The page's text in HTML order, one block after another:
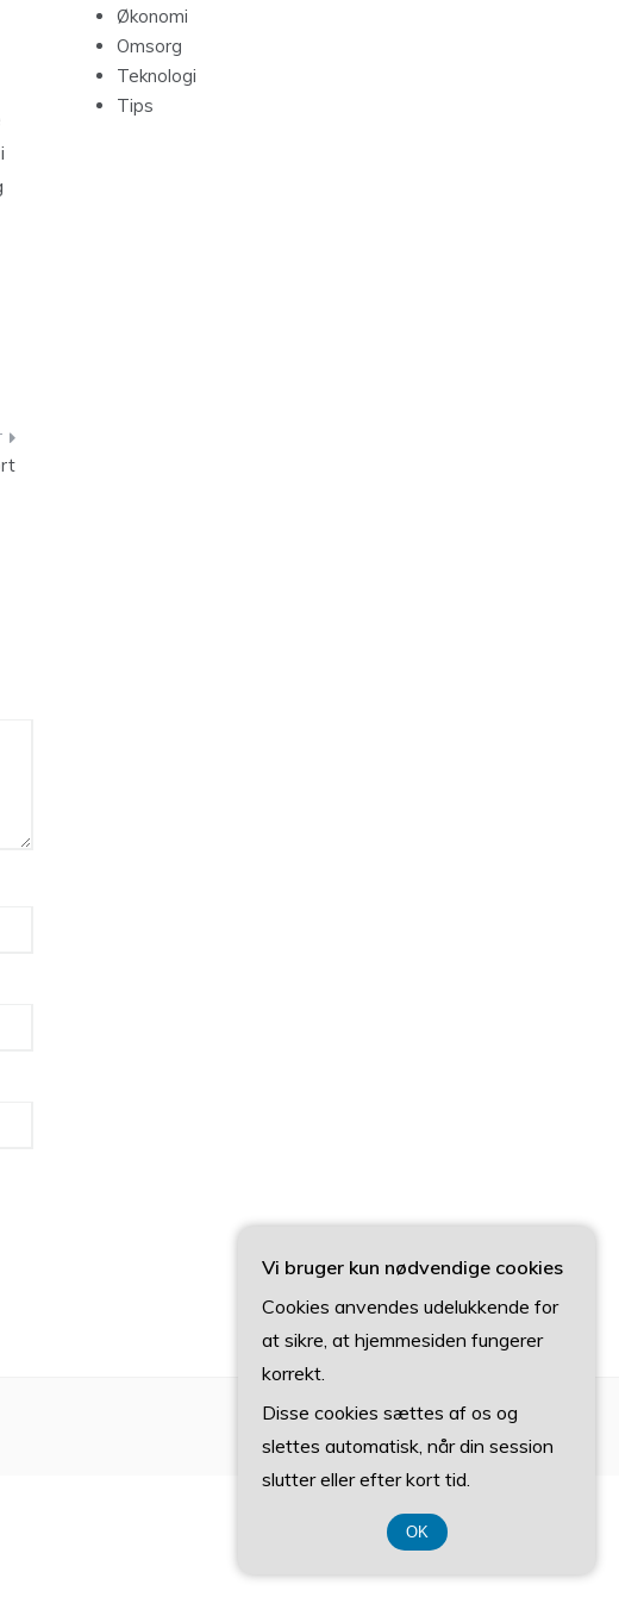
Økonomi
Omsorg
Teknologi
Tips
Vi bruger kun nødvendige cookies
Cookies anvendes udelukkende for
at sikre, at hjemmesiden fungerer
korrekt.
Disse cookies sættes af os og
slettes automatisk, når din session
slutter eller efter kort tid.
OK